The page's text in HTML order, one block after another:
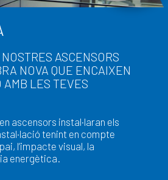
ASCENSORS
NOVA QUE ENCAIXEN
AMB LES TEVES
ascensors instal·laran els
tenint en compte
l’impacte visual, la
energètica.